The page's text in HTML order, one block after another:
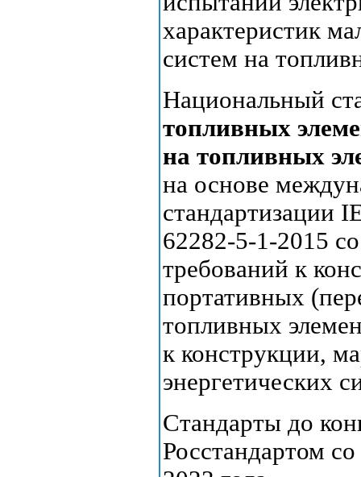
характеристик
систем на
Национальный
топливных
на топливных
на основе
стандартизации
62282-5-1-2015
требований к
портативных
топливных
к конструкции,
энергетических
Стандарты до
Росстандартом